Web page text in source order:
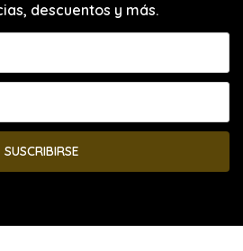
descuentos y más.
SUSCRIBIRSE